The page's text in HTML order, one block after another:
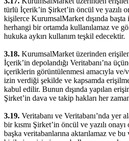
türlü İçerik’in Şirket’in öncül ve yazılı
kişilerce KurumsalMarket dışında
herhangi bir ortamda kullanılamaz ve
hukuka aykırı kullanım teşkil edecektir.
3.18. KurumsalMarket üzerinden
İçerik’in depolandığı Veritabanı’na
içeriklerin görüntülenmesi amacıyla ve/
izin verdiği şekilde ve kapsamda
kabul edilir. Bunun dışında yapılan
Şirket’in dava ve takip hakları her
3.19. Veritabanı ve Veritabanı’nda yer
bir kısmı Şirket’in öncül ve yazılı
başka veritabanlarına aktarılamaz ve